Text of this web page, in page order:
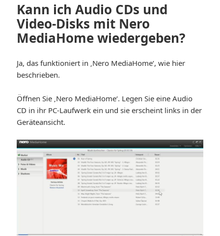
Kann ich Audio CDs und
Video-Disks mit Nero
MediaHome wiedergeben?
Ja, das funktioniert in ‚Nero MediaHome‘, wie hier
beschrieben.
Öffnen Sie ‚Nero MediaHome‘. Legen Sie eine Audio
CD in ihr PC-Laufwerk ein und sie erscheint links in der
Geräteansicht.